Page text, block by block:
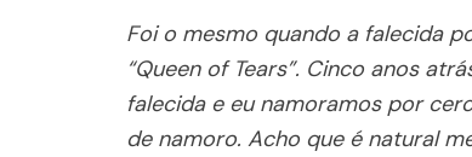
Foi o mesmo quando a falecida
“Queen of Tears”. Cinco anos
falecida e eu namoramos por
de namoro. Acho que é natural